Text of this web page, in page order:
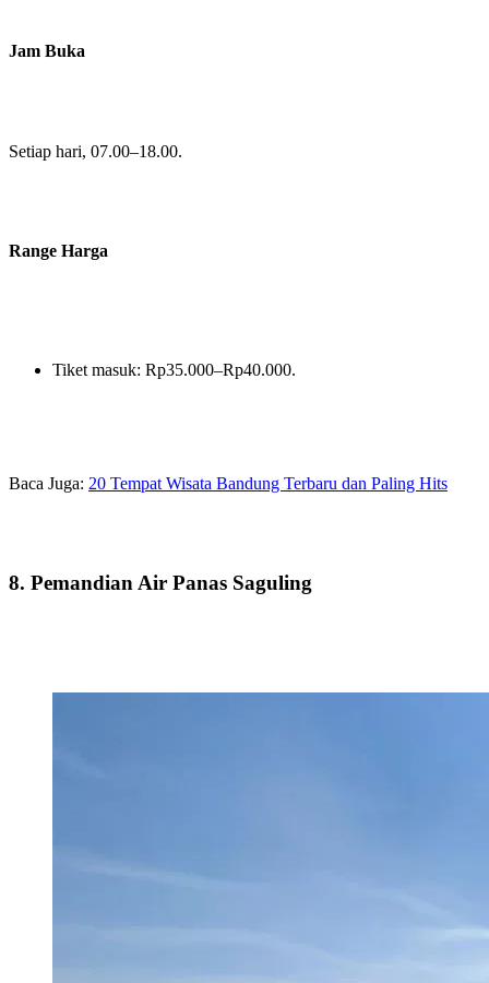
Jam Buka
Setiap hari, 07.00–18.00.
Range Harga
Tiket masuk: Rp35.000–Rp40.000.
Baca Juga: 20 Tempat Wisata Bandung Terbaru dan Paling Hits
8. Pemandian Air Panas Saguling